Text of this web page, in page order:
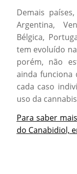
Demais
Argentina,
Bélgica,
tem evoluído
porém, não
ainda funciona
cada caso
uso da
Para saber
do Canabidiol,